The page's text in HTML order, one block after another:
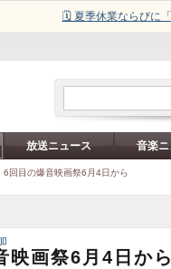
🗓️ 夏季休業ならびに
放送ニュース 音楽
6回目の爆音映画祭6月4日から
映画祭6月4日か